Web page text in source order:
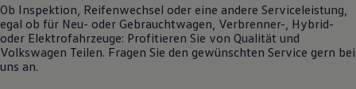
Reparaturen und Checks
Motorenöl und Flüssigkeiten
Räder und Reifen
Pannen- und Unfallhilfe
Ob Inspektion, Reifenwechsel oder eine andere Serviceleistung,
egal ob für Neu- oder Gebrauchtwagen , Verbrenner-, Hybrid-
oder Elektrofahrzeuge: Profitieren Sie von Qualität und
Volkswagen Teilen. Fragen Sie den gewünschten Service gern bei
uns an.